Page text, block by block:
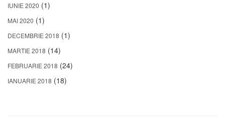
IUNIE 2020 (1)
MAI 2020 (1)
DECEMBRIE 2018 (1)
MARTIE 2018 (14)
FEBRUARIE 2018 (24)
IANUARIE 2018 (18)